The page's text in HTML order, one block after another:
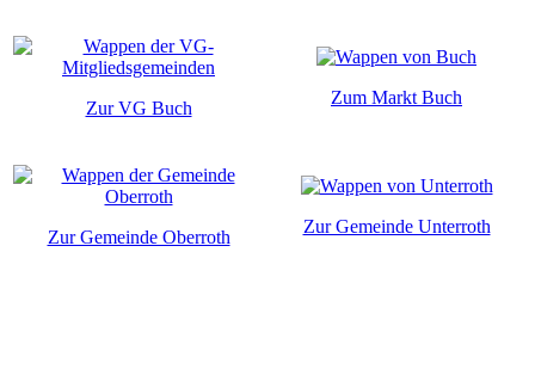
Zur VG Buch
Zum Markt Buch
Zur Gemeinde Oberroth
Zur Gemeinde Unterroth